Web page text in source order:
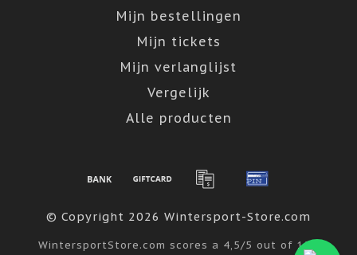
Mijn bestellingen
Mijn tickets
Mijn verlanglijst
Vergelijk
Alle producten
© Copyright 2026 Wintersport-Store.com
WintersportStore.com scores a 4,5/5 out of 122